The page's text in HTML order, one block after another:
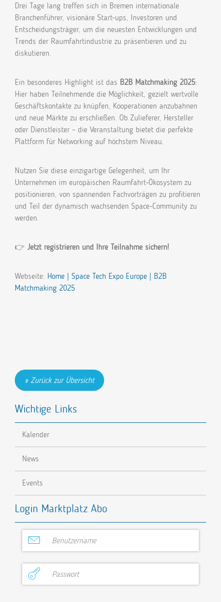
Drei Tage lang treffen sich in Bremen internationale
Branchenführer, visionäre Start-ups, Investoren und
Entscheidungsträger, um die neuesten Entwicklungen und
Trends der Raumfahrtindustrie zu präsentieren und zu
diskutieren.
Ein besonderes Highlight ist das B2B Matchmaking 2025:
Hier haben Teilnehmende die Möglichkeit, gezielt wertvolle
Geschäftskontakte zu knüpfen, Kooperationen anzubahnen
und neue Märkte zu erschließen. Ob Zulieferer, Hersteller
oder Dienstleister – die Veranstaltung bietet die perfekte
Plattform für Networking auf höchstem Niveau.
Nutzen Sie diese einzigartige Gelegenheit, um Ihr
Unternehmen im europäischen Raumfahrt-Ökosystem zu
positionieren, von spannenden Fachvorträgen zu profitieren
und Teil der dynamisch wachsenden Space-Community zu
werden.
👉 Jetzt registrieren und Ihre Teilnahme sichern!
Webseite: Home | Space Tech Expo Europe | B2B
Matchmaking 2025
Zurück zur Übersicht
Wichtige Links
Kalender
News
Events
Login Marktplatz Abo